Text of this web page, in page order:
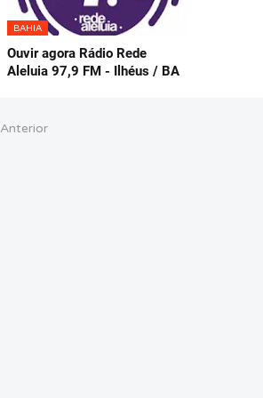
BAHIA
Ouvir agora Rádio Rede
Aleluia 97,9 FM - Ilhéus / BA
Anterior